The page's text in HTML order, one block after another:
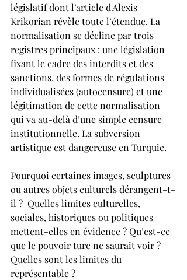
législatif dont l’article d'Alexis
Krikorian révèle toute l’étendue. La
normalisation se décline par trois
registres principaux : une législation
fixant le cadre des interdits et des
sanctions, des formes de régulations
individualisées (autocensure) et une
légitimation de cette normalisation
qui va au-delà d’une simple censure
institutionnelle. La subversion
artistique est dangereuse en Turquie.
Pourquoi certaines images, sculptures
ou autres objets culturels dérangent-t-
il ?  Quelles limites culturelles,
sociales, historiques ou politiques
mettent-elles en évidence ? Qu’est-ce
que le pouvoir turc ne saurait voir ?
Quelles sont les limites du
représentable ?